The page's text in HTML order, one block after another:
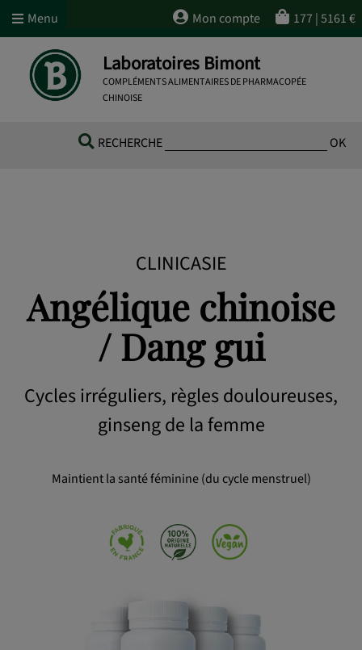
Laboratoires Bimont
COMPLÉMENTS ALIMENTAIRES DE PHARMACOPÉE
CHINOISE
RECHERCHE OK
CLINICASIE
Angélique chinoise
/ Dang gui
Cycles irréguliers, règles douloureuses,
ginseng de la femme
Maintient la santé féminine (du cycle menstruel)
Menu
OK
Mon compte 177|5161€